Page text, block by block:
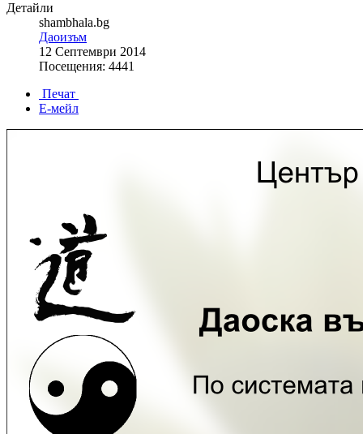
Детайли
shambhala.bg
Даоизъм
12 Септември 2014
Посещения: 4441
Печат
Е-мейл